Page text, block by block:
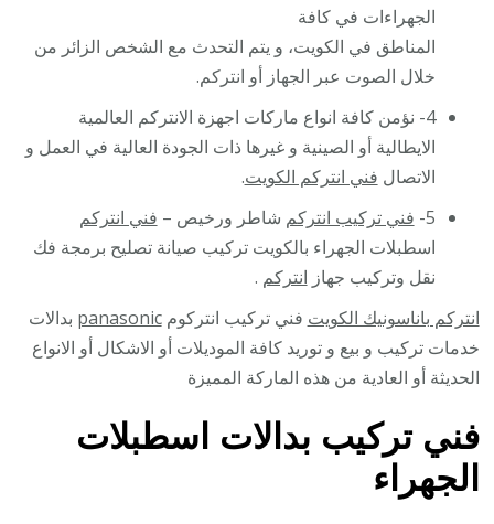
الجهراءات في كافة
المناطق في الكويت، و يتم التحدث مع الشخص الزائر من
خلال الصوت عبر الجهاز أو انتركم.
4- نؤمن كافة انواع ماركات اجهزة الانتركم العالمية
الايطالية أو الصينية و غيرها ذات الجودة العالية في العمل و
الاتصال فني انتركم الكويت.
5- فني تركيب انتركم شاطر ورخيص – فني انتركم
اسطبلات الجهراء بالكويت تركيب صيانة تصليح برمجة فك
نقل وتركيب جهاز انتركم .
انتركم باناسونيك الكويت فني تركيب انتركومpanasonic بدالات
خدمات تركيب و بيع و توريد كافة الموديلات أو الاشكال أو الانواع
الحديثة أو العادية من هذه الماركة المميزة
فني تركيب بدالات اسطبلات
الجهراء